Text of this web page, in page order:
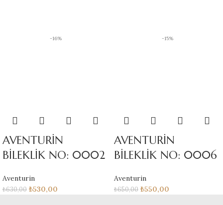
-16%
AVENTURİN
BİLEKLİK NO: 0002
Aventurin
₺630,00 ₺530,00
-15%
AVENTURİN
BİLEKLİK NO: 0006
Aventurin
₺650,00 ₺550,00